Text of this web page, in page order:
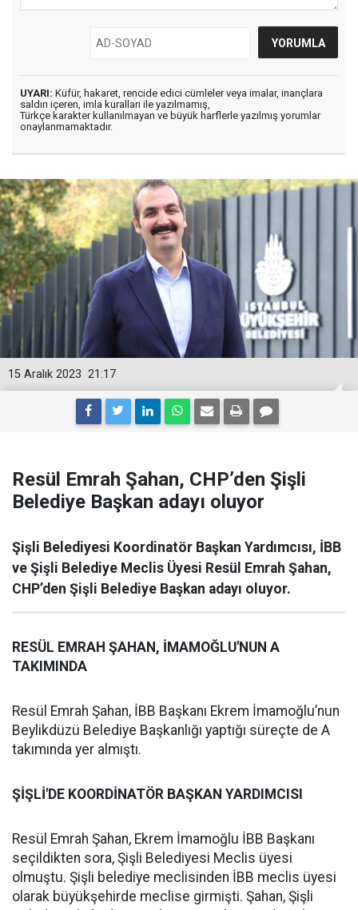
UYARI: Küfür, hakaret, rencide edici cümleler veya imalar, inançlara
saldırı içeren, imla kuralları ile yazılmamış,
Türkçe karakter kullanılmayan ve büyük harflerle yazılmış yorumlar
onaylanmamaktadır.
21:17
15 Aralık 2023
Resül Emrah Şahan, CHP’den Şişli
Belediye Başkan adayı oluyor
Şişli Belediyesi Koordinatör Başkan Yardımcısı, İBB
ve Şişli Belediye Meclis Üyesi Resül Emrah Şahan,
CHP’den Şişli Belediye Başkan adayı oluyor.
RESÜL EMRAH ŞAHAN, İMAMOĞLU'NUN A
TAKIMINDA
Resül Emrah Şahan, İBB Başkanı Ekrem İmamoğlu’nun
Beylikdüzü Belediye Başkanlığı yaptığı süreçte de A
takımında yer almıştı.
ŞİŞLİ'DE KOORDİNATÖR BAŞKAN YARDIMCISI
Resül Emrah Şahan, Ekrem İmamoğlu İBB Başkanı
seçildikten sora, Şişli Belediyesi Meclis üyesi
olmuştu. Şişli belediye meclisinden İBB meclis üyesi
olarak büyükşehirde meclise girmişti. Şahan, Şişli